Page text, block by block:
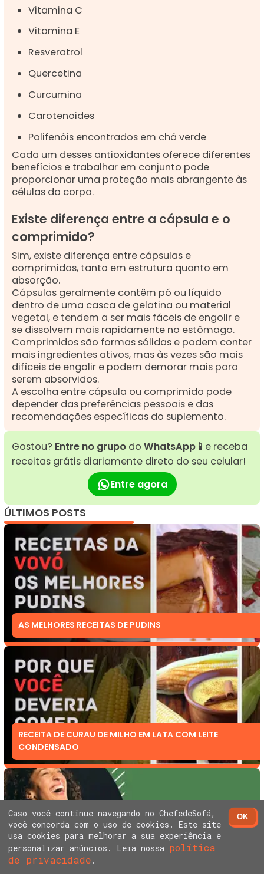
Vitamina C
Vitamina E
Resveratrol
Quercetina
Curcumina
Carotenoides
Polifenóis encontrados em chá verde
Cada um desses antioxidantes oferece diferentes
benefícios e trabalhar em conjunto pode
proporcionar uma proteção mais abrangente às
células do corpo.
Existe diferença entre a cápsula e o
comprimido?
Sim, existe diferença entre cápsulas e
comprimidos, tanto em estrutura quanto em
absorção.
Cápsulas geralmente contêm pó ou líquido
dentro de uma casca de gelatina ou material
vegetal, e tendem a ser mais fáceis de engolir e
se dissolvem mais rapidamente no estômago.
Comprimidos são formas sólidas e podem conter
mais ingredientes ativos, mas às vezes são mais
difíceis de engolir e podem demorar mais para
serem absorvidos.
A escolha entre cápsula ou comprimido pode
depender das preferências pessoais e das
recomendações específicas do suplemento.
Gostou? Entre no grupo do WhatsApp📱 e receba
receitas grátis diariamente direto do seu celular!
Entre agora
ÚLTIMOS POSTS
AS MELHORES RECEITAS DE PUDINS
RECEITA DE CURAU DE MILHO EM LATA COM LEITE
CONDENSADO
RESET VIP - TRANSFORME SUA VIDA COM O PROGRAMA
EXCLUSIVO DE IGOR CALEB
Caso você continue navegando no ChefedeSofá,
você concorda com o uso de cookies. Este site
usa cookies para melhorar a sua experiência e
personalizar anúncios. Leia nossa política
de privacidade .
OK